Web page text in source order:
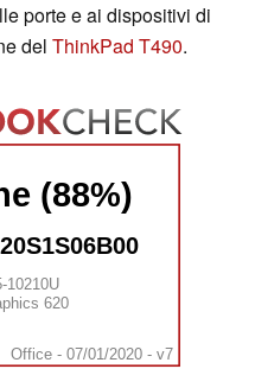
porte e ai dispositivi di
del ThinkPad T490.
(88%)
10210U
620
Office - 07/01/2020 - v7